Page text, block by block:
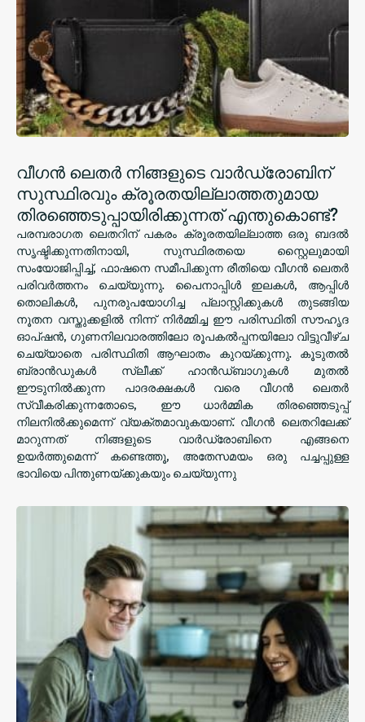
വീഗൻ ലെതർ നിങ്ങളുടെ വാർഡ്രോബിന്
സുസ്ഥിരവും ക്രൂരതയില്ലാത്തതുമായ
തിരഞ്ഞെടുപ്പായിരിക്കുന്നത് എന്തുകൊണ്ട്?
പരമ്പരാഗത ലെതറിന് പകരം ക്രൂരതയില്ലാത്ത ഒരു ബദൽ
സൃഷ്ടിക്കുന്നതിനായി, സുസ്ഥിരതയെ സ്റ്റൈലുമായി
സംയോജിപ്പിച്ച്, ഫാഷനെ സമീപിക്കുന്ന രീതിയെ വീഗൻ ലെതർ
പരിവർത്തനം ചെയ്യുന്നു. പൈനാപ്പിൾ ഇലകൾ, ആപ്പിൾ
തൊലികൾ, പുനരുപയോഗിച്ച പ്ലാസ്റ്റിക്കുകൾ തുടങ്ങിയ
നൂതന വസ്തുക്കളിൽ നിന്ന് നിർമ്മിച്ച ഈ പരിസ്ഥിതി സൗഹൃദ
ഓപ്ഷൻ, ഗുണനിലവാരത്തിലോ രൂപകൽപ്പനയിലോ വിട്ടുവീഴ്ച
ചെയ്യാതെ പരിസ്ഥിതി ആഘാതം കുറയ്ക്കുന്നു. കൂടുതൽ
ബ്രാൻഡുകൾ സ്ലീക്ക് ഹാൻഡ്‌ബാഗുകൾ മുതൽ
ഈടുനിൽക്കുന്ന പാദരക്ഷകൾ വരെ വീഗൻ ലെതർ
സ്വീകരിക്കുന്നതോടെ, ഈ ധാർമ്മിക തിരഞ്ഞെടുപ്പ്
നിലനിൽക്കുമെന്ന് വ്യക്തമാവുകയാണ്. വീഗൻ ലെതറിലേക്ക്
മാറുന്നത് നിങ്ങളുടെ വാർഡ്രോബിനെ എങ്ങനെ
ഉയർത്തുമെന്ന് കണ്ടെത്തൂ, അതേസമയം ഒരു പച്ചപ്പുള്ള
ഭാവിയെ പിന്തുണയ്ക്കുകയും ചെയ്യുന്നു